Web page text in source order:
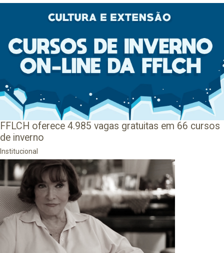
FFLCH oferece 4.985 vagas gratuitas em 66 cursos
de inverno
Institucional